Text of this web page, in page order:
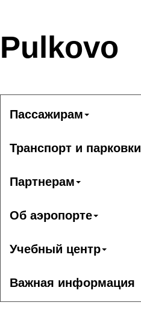
Pulkovo
Пассажирам
Транспорт и парковки
Партнерам
Об аэропорте
Учебный центр
Важная информация